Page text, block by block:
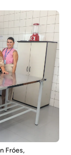
Fróes,